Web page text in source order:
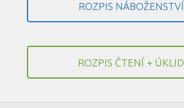
ROZPIS NÁBOŽENSTVÍ
ROZPIS ČTENÍ + ÚKLID